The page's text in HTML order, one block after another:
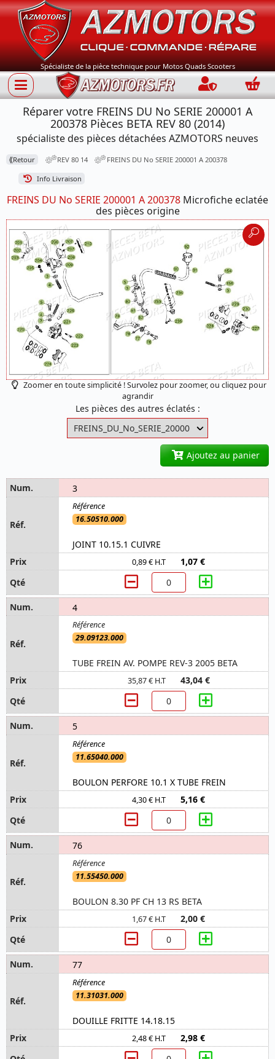
Spécialiste de la pièce technique pour Motos Quads Scooters
Connection
Réparer votre FREINS DU No SERIE 200001 A
200378 Pièces BETA REV 80 (2014)
spécialiste des pièces détachées AZMOTORS neuves
⟪Retour REV 80 14 FREINS DU No SERIE 200001 A 200378
Info Livraison
FREINS DU No SERIE 200001 A 200378 Microfiche eclatée
des pièces origine
Zoomer en toute simplicité ! Survolez pour zoomer, ou cliquez pour
agrandir
Les pièces des autres éclatés :
Ajoutez au panier
3
16.50510.000
JOINT 10.15.1 CUIVRE
0,89 € H.T 1,07 €
4
29.09123.000
TUBE FREIN AV. POMPE REV-3 2005 BETA
35,87 € H.T 43,04 €
5
11.65040.000
BOULON PERFORE 10.1 X TUBE FREIN
4,30 € H.T 5,16 €
76
11.55450.000
BOULON 8.30 PF CH 13 RS BETA
1,67 € H.T 2,00 €
77
11.31031.000
DOUILLE FRITTE 14.18.15
2,48 € H.T 2,98 €